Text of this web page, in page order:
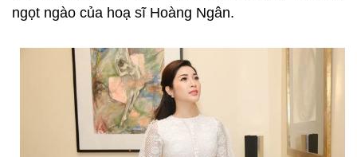
ngọt ngào của hoạ sĩ Hoàng Ngân.